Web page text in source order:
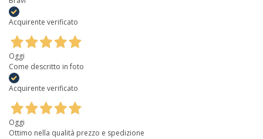
Acquirente verificato
Oggi
Come descritto in foto
Acquirente verificato
Oggi
Ottimo nella qualità prezzo e spedizione